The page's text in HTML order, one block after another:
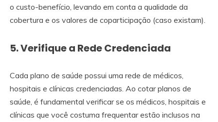
o custo-benefício, levando em conta a qualidade da
cobertura e os valores de coparticipação (caso existam).
5. Verifique a Rede Credenciada
Cada plano de saúde possui uma rede de médicos,
hospitais e clínicas credenciadas. Ao cotar planos de
saúde, é fundamental verificar se os médicos, hospitais e
clínicas que você costuma frequentar estão inclusos na